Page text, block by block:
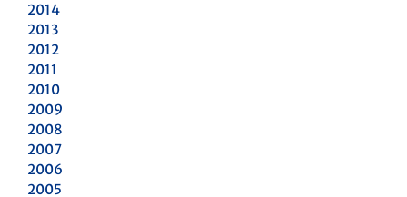
2014
2013
2012
2011
2010
2009
2008
2007
2006
2005